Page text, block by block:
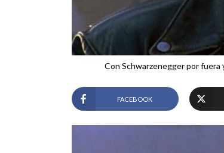
Con Schwarzenegger por fuera
FACEBOOK